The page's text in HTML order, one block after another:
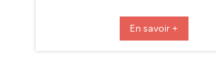
En savoir +